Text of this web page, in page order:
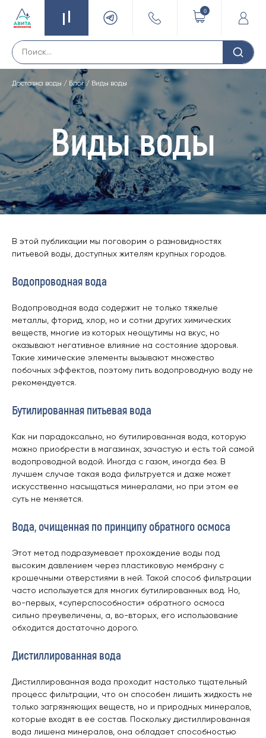
Доставка воды / Блог/ Виды воды
0
Виды воды
В этой публикации мы поговорим о разновидностях
питьевой воды, доступных жителям крупных городов.
Водопроводная вода
Водопроводная вода содержит не только тяжелые
металлы, фторид, хлор, но и сотни других химических
веществ, многие из которых неощутимы на вкус, но
оказывают негативное влияние на состояние здоровья.
Такие химические элементы вызывают множество
побочных эффектов, поэтому пить водопроводную воду не
рекомендуется.
Бутилированная питьевая вода
Как ни парадоксально, но бутилированная вода, которую
можно приобрести в магазинах, зачастую и есть той самой
водопроводной водой. Иногда с газом, иногда без. В
лучшем случае такая вода фильтруется и даже может
искусственно насыщаться минералами, но при этом ее
суть не меняется.
Вода, очищенная по принципу обратного осмоса
Этот метод подразумевает прохождение воды под
высоким давлением через пластиковую мембрану с
крошечными отверстиями в ней. Такой способ фильтрации
часто используется для многих бутилированных вод. Но,
во-первых, «суперспособности» обратного осмоса
сильно преувеличены, а, во-вторых, его использование
обходится достаточно дорого.
Дистиллированная вода
Дистиллированная вода проходит настолько тщательный
процесс фильтрации, что он способен лишить жидкость не
только загрязняющих веществ, но и природных минералов,
которые входят в ее состав. Поскольку дистиллированная
вода лишена минералов, она обладает способностью